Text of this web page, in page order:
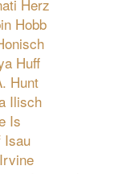
Herz
Hobb
Huff
Hunt
Ilisch
Is
Isau